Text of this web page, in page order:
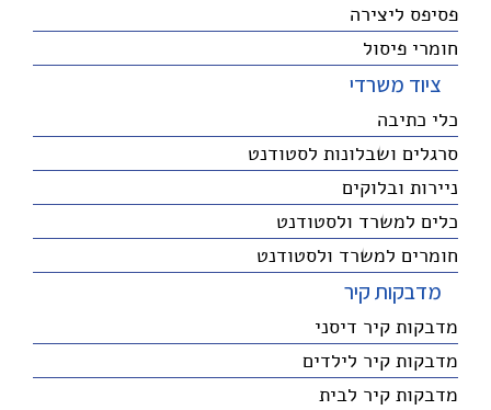
פסיפס ליצירה
חומרי פיסול
ציוד משרדי
כלי כתיבה
סרגלים ושבלונות לסטודנט
ניירות ובלוקים
כלים למשרד ולסטודנט
חומרים למשרד ולסטודנט
מדבקות קיר
מדבקות קיר דיסני
מדבקות קיר לילדים
מדבקות קיר לבית